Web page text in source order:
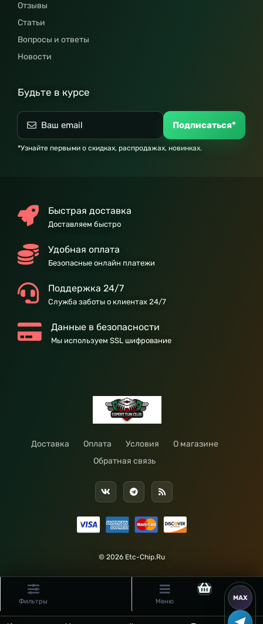
Отзывы
Статьи
Вопросы и ответы
Новости
Будьте в курсе
Подписаться*
*Узнайте первыми о скидках, распродажах, новинках.
Быстрая доставка
Доставляем быстро
Удобная оплата
Безопасные онлайн платежи
Поддержка 24/7
Служба заботы о клиентах 24/7
Данные в безопасности
Мы используем SSL шифрование
Доставка Оплата Условия
О магазине
Обратная связь
© 2026 Etc-Chip.Ru
Фильтры Меню